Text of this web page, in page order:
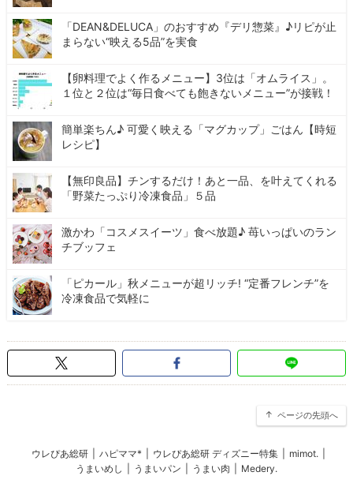
「DEAN&DELUCA」のおすすめ『デリ惣菜』♪リピが止
まらない“映える5品”を実食
【卵料理でよく作るメニュー】3位は「オムライス」。
１位と２位は“毎日食べても飽きないメニュー”が接戦！
簡単楽ちん♪ 可愛く映える「マグカップ」ごはん【時短
レシピ】
【無印良品】チンするだけ！あと一品、を叶えてくれる
「野菜たっぷり冷凍食品」５品
激かわ「コスメスイーツ」食べ放題♪ 苺いっぱいのラン
チブッフェ
「ピカール」秋メニューが超リッチ! “定番フレンチ”を
冷凍食品で気軽に
ページの先頭へ
ウレぴあ総研 ハピママ* ウレぴあ総研 ディズニー特集 mimot.
うまいめし
うまいパン うまい肉 Medery.